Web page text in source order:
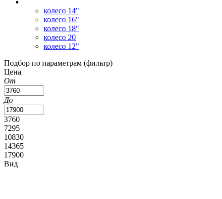
колесо 14"
колесо 16"
колесо 18"
колесо 20
колесо 12"
Подбор по параметрам (фильтр)
Цена
От
До
3760
7295
10830
14365
17900
Вид